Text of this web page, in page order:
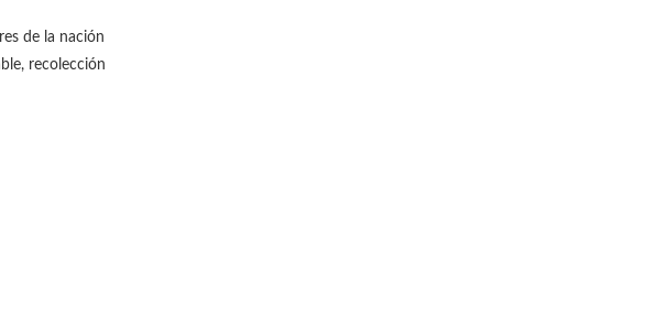
de la nación
recolección